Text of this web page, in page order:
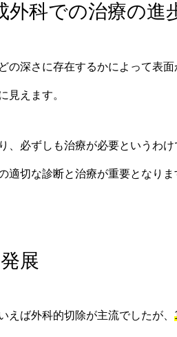
外科での治療の進
の深さに存在するかによって表
見えます。
、必ずしも治療が必要というわけ
適切な診断と治療が重要となりま
展
えば外科的切除が主流でしたが、